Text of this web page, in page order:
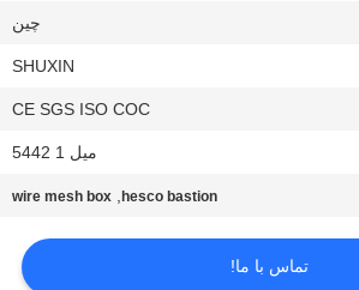
چين
SHUXIN
CE SGS ISO COC
میل 1 5442
hesco bastion
,
wire mesh box
تماس با ما!